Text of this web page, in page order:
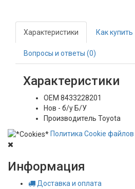
Характеристики Как купить
Вопросы и ответы (0)
Характеристики
OEM 8433228201
Нов - б/у Б/У
Производитель Toyota
Политика Сookie файлов
Информация
Доставка и оплата